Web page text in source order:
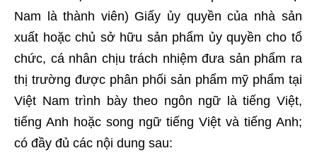
Nam là thành viên) Giấy ủy quyền của nhà sản
xuất hoặc chủ sở hữu sản phẩm ủy quyền cho tổ
chức, cá nhân chịu trách nhiệm đưa sản phẩm ra
thị trường được phân phối sản phẩm mỹ phẩm tại
Việt Nam trình bày theo ngôn ngữ là tiếng Việt,
tiếng Anh hoặc song ngữ tiếng Việt và tiếng Anh;
có đầy đủ các nội dung sau: